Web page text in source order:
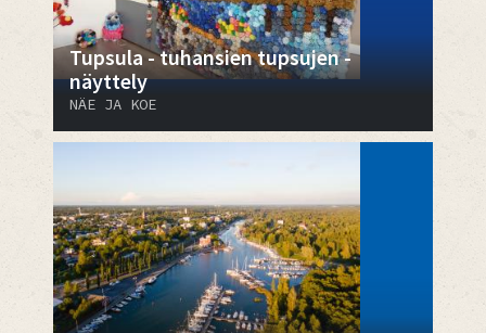
Tupsula - tuhansien tupsujen -
näyttely
NÄE JA KOE